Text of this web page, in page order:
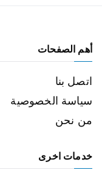
أهم الصفحات
اتصل بنا
سياسة الخصوصية
من نحن
خدمات اخرى